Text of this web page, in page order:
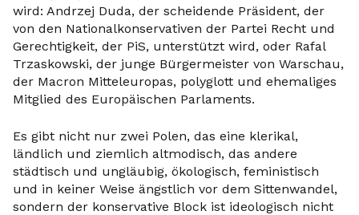
wird: Andrzej Duda, der scheidende Präsident, der
von den Nationalkonservativen der Partei Recht und
Gerechtigkeit, der PiS, unterstützt wird, oder Rafal
Trzaskowski, der junge Bürgermeister von Warschau,
der Macron Mitteleuropas, polyglott und ehemaliges
Mitglied des Europäischen Parlaments.
Es gibt nicht nur zwei Polen, das eine klerikal,
ländlich und ziemlich altmodisch, das andere
städtisch und ungläubig, ökologisch, feministisch
und in keiner Weise ängstlich vor dem Sittenwandel,
sondern der konservative Block ist ideologisch nicht